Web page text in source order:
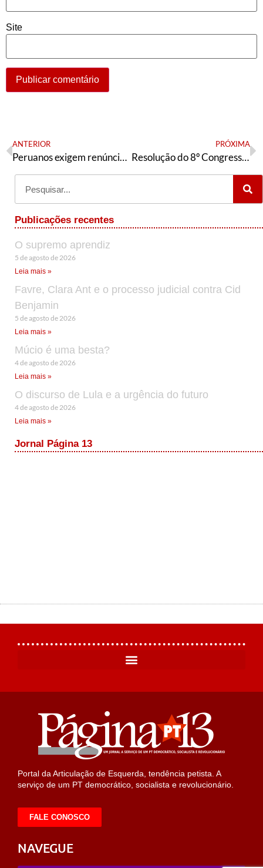
Site
ANTERIOR
Peruanos exigem renúncia da “assassina” Boluarte e convocação de eleições
PRÓXIMA
Resolução do 8º Congresso – A frente de batalha da comunicação
Publicações recentes
O supremo aprendiz
5 de agosto de 2026
Leia mais »
Favre, Clara Ant e o processo judicial contra Cid
Benjamin
5 de agosto de 2026
Leia mais »
Múcio é uma besta?
4 de agosto de 2026
Leia mais »
O discurso de Lula e a urgência do futuro
4 de agosto de 2026
Leia mais »
Jornal Página 13
Portal da Articulação de Esquerda, tendência petista. A
serviço de um PT democrático, socialista e revolucionário.
FALE CONOSCO
NAVEGUE